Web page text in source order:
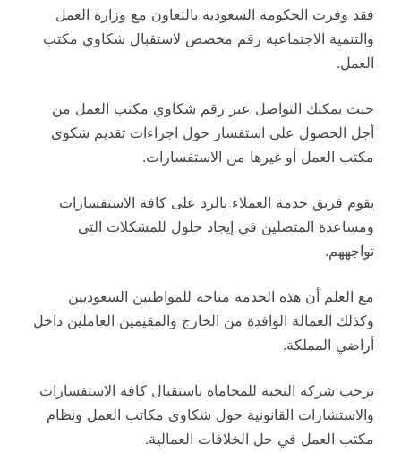
فقد وفرت الحكومة السعودية بالتعاون مع وزارة العمل
والتنمية الاجتماعية رقم مخصص لاستقبال شكاوي مكتب
العمل.
حيث يمكنك التواصل عبر رقم شكاوي مكتب العمل من
أجل الحصول على استفسار حول اجراءات تقديم شكوى
مكتب العمل أو غيرها من الاستفسارات.
يقوم فريق خدمة العملاء بالرد على كافة الاستفسارات
ومساعدة المتصلين في إيجاد حلول للمشكلات التي
تواجههم.
مع العلم أن هذه الخدمة متاحة للمواطنين السعوديين
وكذلك العمالة الوافدة من الخارج والمقيمين العاملين داخل
أراضي المملكة.
ترحب شركة النخبة للمحاماة باستقبال كافة الاستفسارات
والاستشارات القانونية حول شكاوي مكاتب العمل ونظام
مكتب العمل في حل الخلافات العمالية.